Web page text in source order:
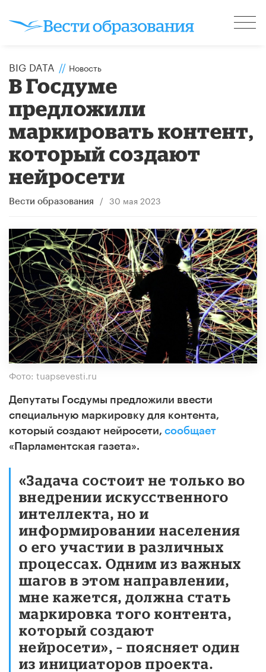
BIG DATA // Новость
В Госдуме
предложили
маркировать контент,
который создают
нейросети
Вести образования / 30 мая 2023
Фото: tuapsevesti.ru
Депутаты Госдумы предложили ввести
специальную маркировку для контента,
который создают нейросети, сообщает
«Парламентская газета».
«Задача состоит не только во
внедрении искусственного
интеллекта, но и
информировании населения
о его участии в различных
процессах. Одним из важных
шагов в этом направлении,
мне кажется, должна стать
маркировка того контента,
который создают
нейросети», – поясняет один
из инициаторов проекта.